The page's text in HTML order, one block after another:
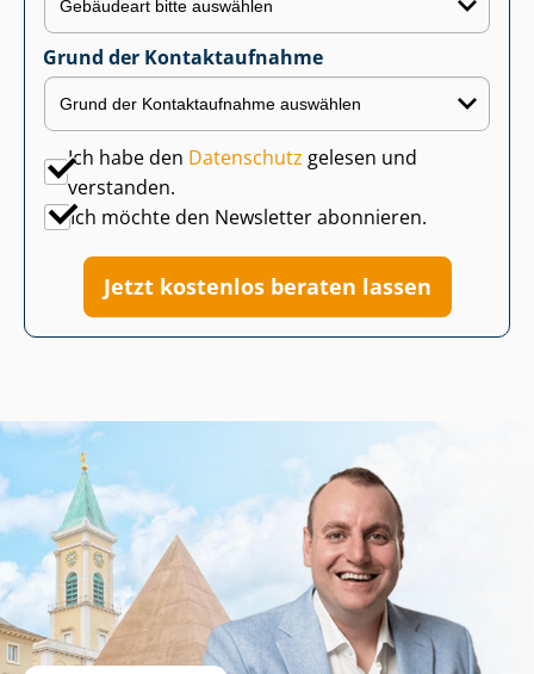
Grund der Kontaktaufnahme
Ich habe den Datenschutz gelesen und
verstanden.
Ich möchte den Newsletter abonnieren.
Jetzt kostenlos beraten lassen